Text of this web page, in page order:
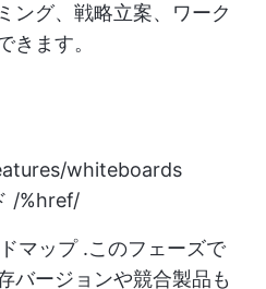
ング、戦略立案、ワーク
きます。
whiteboards
/%href/
マップ.このフェーズで
バージョンや競合製品も